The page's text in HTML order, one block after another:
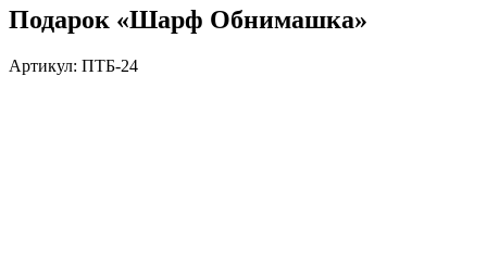
Подарок «Шарф Обнимашка»
Артикул: ПТБ-24